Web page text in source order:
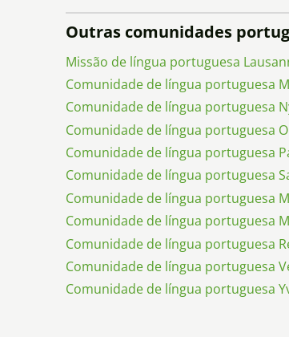
Outras comunidades
Missão de língua portuguesa
Comunidade de língua portuguesa
Comunidade de língua portuguesa
Comunidade de língua portuguesa
Comunidade de língua portuguesa
Comunidade de língua portuguesa
Comunidade de língua portuguesa
Comunidade de língua portuguesa
Comunidade de língua portuguesa
Comunidade de língua portuguesa
Comunidade de língua portuguesa